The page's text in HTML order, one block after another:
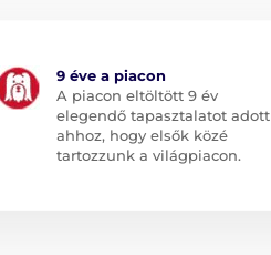
9 éve a piacon
A piacon eltöltött 9 év
elegendő tapasztalatot adott
ahhoz, hogy elsők közé
tartozzunk a világpiacon.